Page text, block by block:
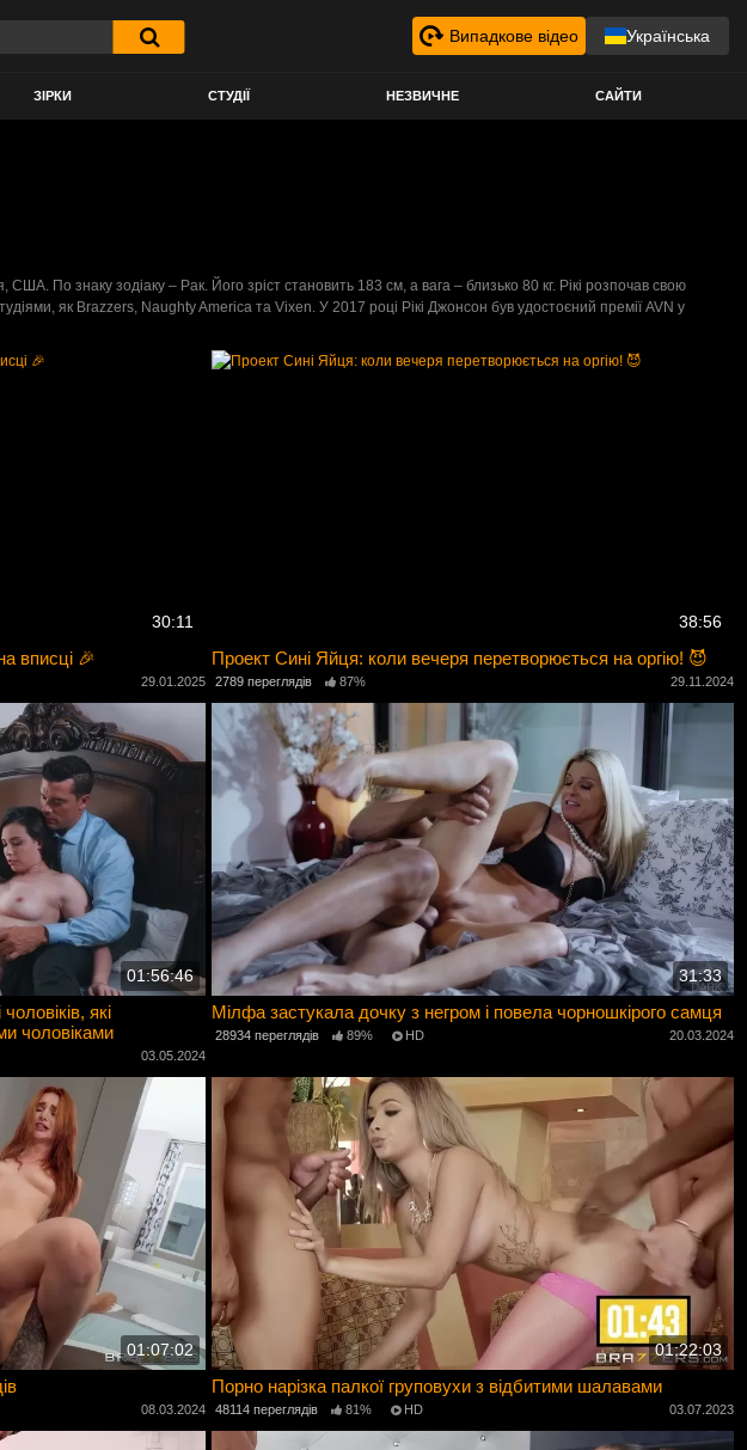
Випадкове відео Українська
ЗІРКИ СТУДІЇ НЕЗВИЧНЕ САЙТИ
По знаку зодіаку – Рак. Його зріст становить 183 см, а вага – близько 80 кг. Рікі розпочав свою
як Brazzers, Naughty America та Vixen. У 2017 році Рікі Джонсон був удостоєний премії AVN у
30:11
вписці 🎉
29.01.2025
38:56
Проект Сині Яйця: коли вечеря перетворюється на оргію! 😈
2789 переглядів 87% 29.11.2024
01:56:46
які
чоловіками
03.05.2024
31:33
Мілфа застукала дочку з негром і повела чорношкірого самця
28934 переглядів 89% HD 20.03.2024
01:07:02
08.03.2024
01:22:03
Порно нарізка палкої груповухи з відбитими шалавами
48114 переглядів 81% HD 03.07.2023